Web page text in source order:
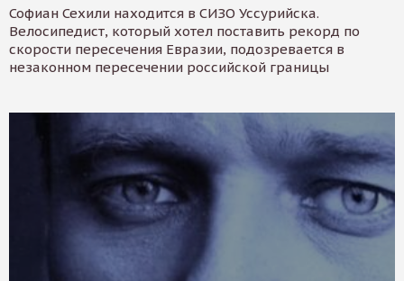
Софиан Сехили находится в СИЗО Уссурийска.
Велосипедист, который хотел поставить рекорд по
скорости пересечения Евразии, подозревается в
незаконном пересечении российской границы